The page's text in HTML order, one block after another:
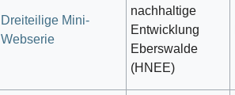
Dreiteilige Mini-
Webserie
nachhaltige
Entwicklung
Eberswalde
(HNEE)